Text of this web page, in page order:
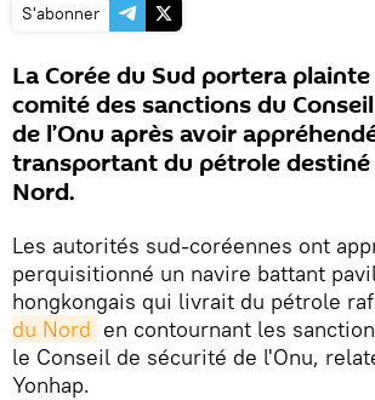
S'abonner
La Corée du Sud portera
comité des sanctions du
de l’Onu après avoir
transportant du pétrole destiné
Nord.
Les autorités sud-coréennes ont
perquisitionné un navire battant
hongkongais qui livrait du pétrole
du Nord en contournant les
le Conseil de sécurité de l'Onu,
Yonhap.